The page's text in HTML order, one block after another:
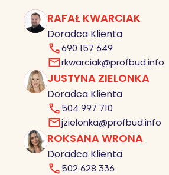
RK RAFAŁ KWARCIAK
Doradca Klienta
690 157 649
rkwarciak@profbud.info
JZ JUSTYNA ZIELONKA
Doradca Klienta
504 997 710
jzielonka@profbud.info
RW ROKSANA WRONA
Doradca Klienta
502 628 336